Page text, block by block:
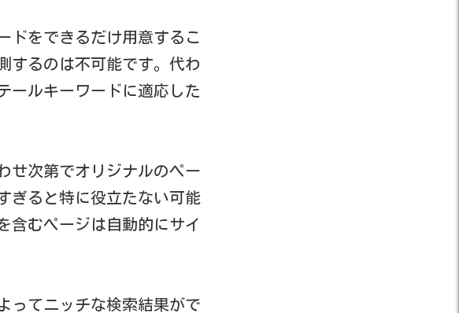
ドをできるだけ用意するこ
するのは不可能です。代わ
ールキーワードに適応した
せ次第でオリジナルのペー
ぎると特に役立たない可能
含むページは自動的にサイ
ってニッチな検索結果がで